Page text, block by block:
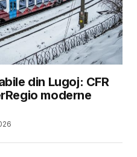
din Lugoj: CFR
moderne